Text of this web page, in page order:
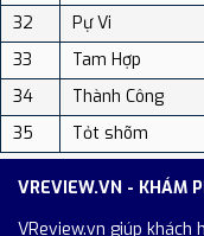
32
Pự Vi
33
Tam Hợp
34
Thành Công
35
Tỏt shõm
VREVIEW.VN - KHÁM
VReview.vn giúp